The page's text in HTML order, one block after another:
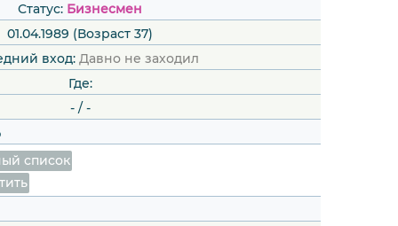
Статус: Бизнесмен
01.04.1989 (Возраст 37)
вход: Давно не заходил
Где:
-/ -
список